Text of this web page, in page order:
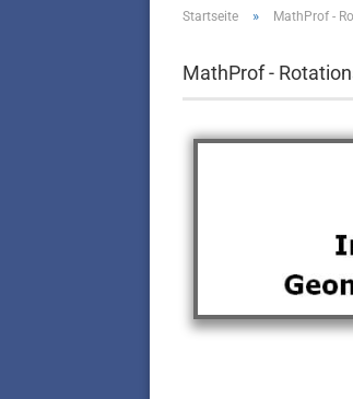
Startseite » MathProf -
MathProf -